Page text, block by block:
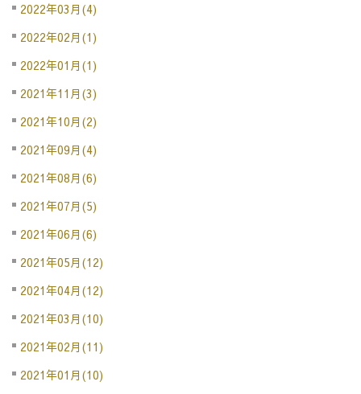
2022年03月(4)
2022年02月(1)
2022年01月(1)
2021年11月(3)
2021年10月(2)
2021年09月(4)
2021年08月(6)
2021年07月(5)
2021年06月(6)
2021年05月(12)
2021年04月(12)
2021年03月(10)
2021年02月(11)
2021年01月(10)